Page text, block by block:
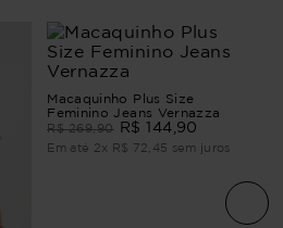
Macaquinho Plus Size
Feminino Jeans Vernazza
R$ 269,90 R$ 144 90
Em até 2x R$ 72 45 sem juros